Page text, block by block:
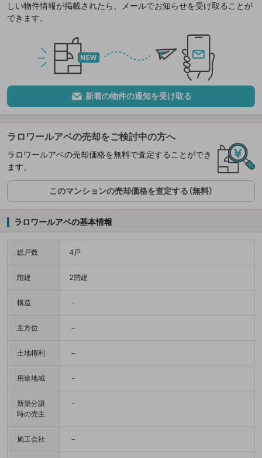
しい物件情報が掲載されたら、メールでお知らせを受け取ることが
できます。
新着の物件の通知を受け取る
ラロワールアベの売却をご検討中の方へ
ラロワールアベの売却価格を無料で査定することができ
ます。
このマンションの売却価格を査定する（無料）
ラロワールアベの基本情報
総戸数 4戸
階建 2階建
構造 －
主方位 －
土地権利 －
用途地域 －
新築分譲
時の売主
－
施工会社 －